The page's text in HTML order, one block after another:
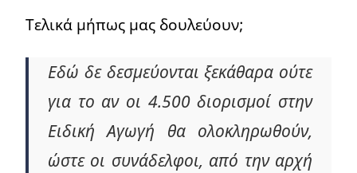
Τελικά μήπως μας δουλεύουν;
Εδώ δε δεσμεύονται ξεκάθαρα ούτε
για το αν οι 4.500 διορισμοί στην
Ειδική Αγωγή θα ολοκληρωθούν,
ώστε οι συνάδελφοι, από την αρχή